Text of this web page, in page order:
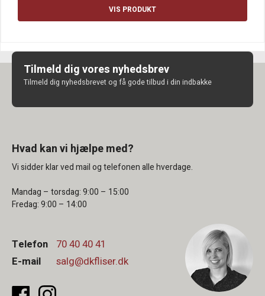
VIS PRODUKT
Tilmeld dig vores nyhedsbrev
Tilmeld dig nyhedsbrevet og få gode tilbud i din indbakke
Hvad kan vi hjælpe med?
Vi sidder klar ved mail og telefonen alle hverdage.
Mandag – torsdag: 9:00 – 15:00
Fredag: 9:00 – 14:00
Telefon 70 40 40 41
E-mail
salg@dkfliser.dk